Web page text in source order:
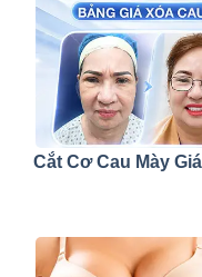
Cắt Cơ Cau Mày